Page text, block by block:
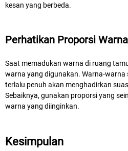
kesan yang berbeda.
Perhatikan Proporsi Warna
Saat memadukan warna di ruang
warna yang digunakan. Warna-
terlalu penuh akan menghadirkan
Sebaiknya, gunakan proporsi yang
warna yang diinginkan.
Kesimpulan